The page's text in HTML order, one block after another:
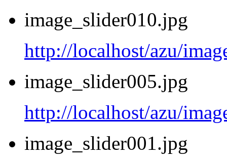
image_slider010.jpg
http://localhost/azu/
image_slider005.jpg
http://localhost/azu/
image_slider001.jpg